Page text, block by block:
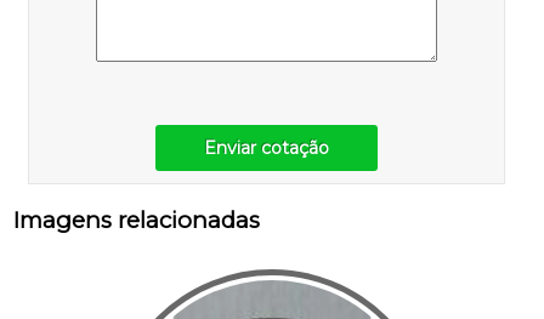
Enviar cotação
Imagens relacionadas